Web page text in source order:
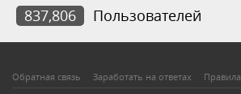
837,806
Пользователей
Обратная связь Заработать на ответах Правила